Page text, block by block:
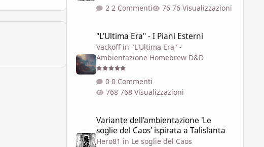
2 Commenti 76 Visualizzazioni
"L'Ultima Era" - I Piani Esterni
Vackoffin "L'Ultima Era" -
Ambientazione Homebrew D&D
0 Commenti
768 Visualizzazioni
Variante dell'ambientazione 'Le
soglie del Caos' ispirata a Talislanta
Hero81 in Le soglie del Caos